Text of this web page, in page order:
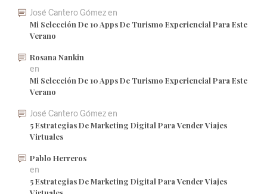
José Cantero Gómezen
Mi Selección De 10 Apps De Turismo Experiencial Para Este
Verano
Rosana Nankin
en
Mi Selección De 10 Apps De Turismo Experiencial Para Este
Verano
José Cantero Gómezen
5 Estrategias De Marketing Digital Para Vender Viajes
Virtuales
Pablo Herreros
en
5 Estrategias De Marketing Digital Para Vender Viajes